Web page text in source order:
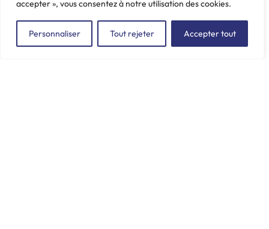
accepter », vous consentez à notre utilisation des cookies.
Personnaliser Tout rejeter Accepter tout